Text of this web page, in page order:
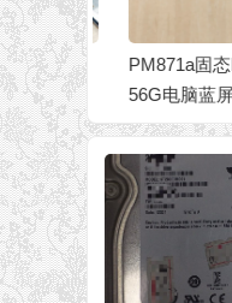
态进水
PM871a固态
56G电脑蓝屏
法开机